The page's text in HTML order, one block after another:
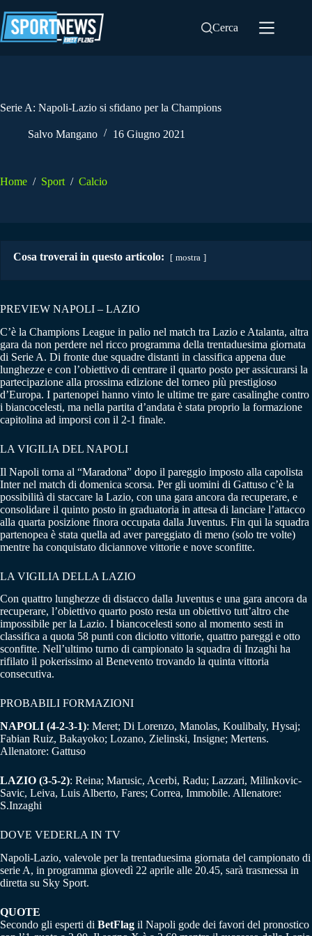
al
contenuto
Cerca
Serie A: Napoli-Lazio si sfidano per la Champions
Salvo Mangano 16 Giugno 2021
Home / Sport / Calcio
Cosa troverai in questo articolo: mostra
PREVIEW NAPOLI – LAZIO
C’è la Champions League in palio nel match tra Lazio e Atalanta, altra
gara da non perdere nel ricco programma della trentaduesima giornata
di Serie A. Di fronte due squadre distanti in classifica appena due
lunghezze e con l’obiettivo di centrare il quarto posto per assicurarsi la
partecipazione alla prossima edizione del torneo più prestigioso
d’Europa. I partenopei hanno vinto le ultime tre gare casalinghe contro
i biancocelesti, ma nella partita d’andata è stata proprio la formazione
capitolina ad imporsi con il 2-1 finale.
LA VIGILIA DEL NAPOLI
Il Napoli torna al “Maradona” dopo il pareggio imposto alla capolista
Inter nel match di domenica scorsa. Per gli uomini di Gattuso c’è la
possibilità di staccare la Lazio, con una gara ancora da recuperare, e
consolidare il quinto posto in graduatoria in attesa di lanciare l’attacco
alla quarta posizione finora occupata dalla Juventus. Fin qui la squadra
partenopea è stata quella ad aver pareggiato di meno (solo tre volte)
mentre ha conquistato diciannove vittorie e nove sconfitte.
LA VIGILIA DELLA LAZIO
Con quattro lunghezze di distacco dalla Juventus e una gara ancora da
recuperare, l’obiettivo quarto posto resta un obiettivo tutt’altro che
impossibile per la Lazio. I biancocelesti sono al momento sesti in
classifica a quota 58 punti con diciotto vittorie, quattro pareggi e otto
sconfitte. Nell’ultimo turno di campionato la squadra di Inzaghi ha
rifilato il pokerissimo al Benevento trovando la quinta vittoria
consecutiva.
PROBABILI FORMAZIONI
NAPOLI (4-2-3-1): Meret; Di Lorenzo, Manolas, Koulibaly, Hysaj;
Fabian Ruiz, Bakayoko; Lozano, Zielinski, Insigne; Mertens.
Allenatore: Gattuso
LAZIO (3-5-2): Reina; Marusic, Acerbi, Radu; Lazzari, Milinkovic-
Savic, Leiva, Luis Alberto, Fares; Correa, Immobile. Allenatore:
S.Inzaghi
DOVE VEDERLA IN TV
Napoli-Lazio, valevole per la trentaduesima giornata del campionato di
serie A, in programma giovedì 22 aprile alle 20.45, sarà trasmessa in
diretta su Sky Sport.
QUOTE
Secondo gli esperti di BetFlag il Napoli gode dei favori del pronostico